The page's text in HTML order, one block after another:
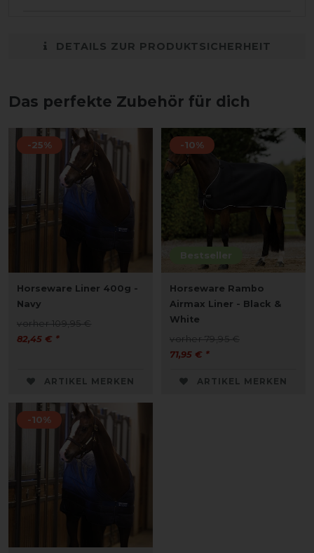
DETAILS ZUR PRODUKTSICHERHEIT
Das perfekte Zubehör für dich
-25%
Horseware Liner 400g -
Navy
vorher 109,95 €
82,45 € *
ARTIKEL MERKEN
Bestseller
-10%
Horseware Rambo
Airmax Liner - Black &
White
vorher 79,95 €
71,95 € *
ARTIKEL MERKEN
-10%